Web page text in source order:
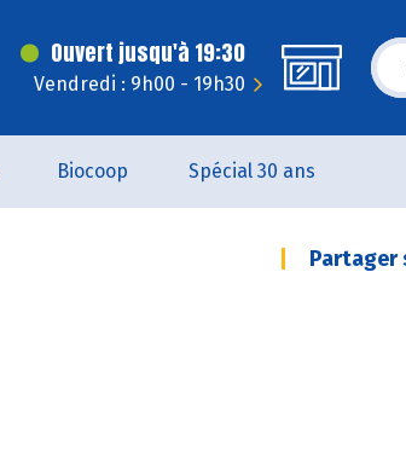
Ouvert jusqu'à 19:30
Vendredi : 9h00 - 19h30
Biocoop Spécial 30 ans
Partager